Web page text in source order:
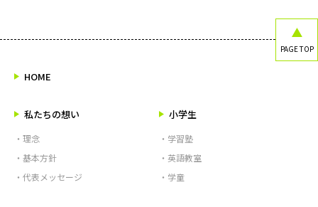
PAGE TOP
HOME
私たちの想い
・理念
・基本方針
・代表メッセージ
小学生
・学習塾
・英語教室
・学童